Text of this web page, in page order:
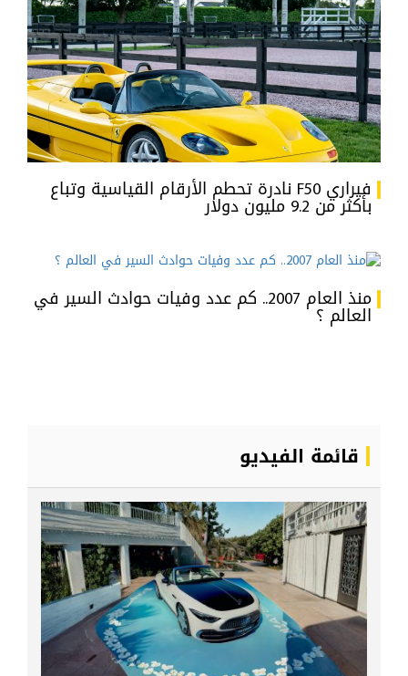
فيراري F50 نادرة تحطم الأرقام القياسية وتباع
بأكثر من 9.2 مليون دولار
منذ العام 2007.. كم عدد وفيات حوادث السير في
العالم ؟
قائمة الفيديو